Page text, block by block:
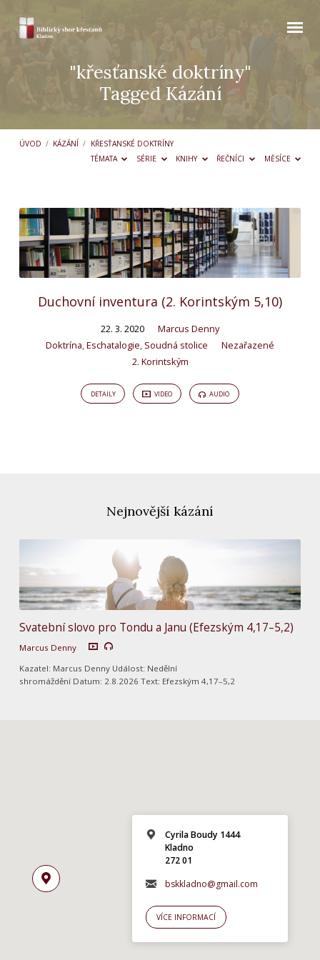
"křesťanské doktríny"
Tagged Kázání
ÚVOD / KÁZÁNÍ / KŘESŤANSKÉ DOKTRÍNY
TÉMATA
SÉRIE KNIHY ŘEČNÍCI MĚSÍCE
"křesťanské
doktríny"
Tagged
Kázání
Duchovní inventura (2. Korintským 5,10)
22. 3. 2020
Marcus Denny
Doktrína Eschatalogie Soudná stolice
Nezařazené
2. Korintským
DETAILY VIDEO AUDIO
Nejnovější kázání
Svatební slovo pro Tondu a Janu (Efezským 4,17–5,2)
Marcus Denny
Kazatel: Marcus Denny Událost: Nedělní
shromáždění Datum: 2.8.2026 Text: Efezským 4,17–5,2
Cyrila Boudy 1444
Kladno
272 01
bskkladno@gmail.com
VÍCE INFORMACÍ